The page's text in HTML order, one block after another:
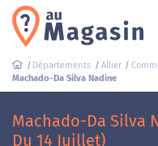
Départements Allier
Machado-Da Silva Nadine
Machado-Da Silva
Du 14 Juillet)